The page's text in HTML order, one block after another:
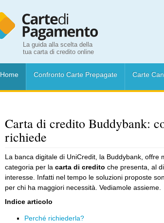
La guida alla scelta della
tua carta di credito online
Home Confronto Carte Prepagate Carte
Carta di credito Buddybank:
richiede
La banca digitale di UniCredit, la Buddybank, offre
categoria per la carta di credito che presenta, al
interesse. Infatti nel tempo le soluzioni proposte
per chi ha maggiori necessità. Vediamole assieme.
Indice articolo
Perché richiederla?